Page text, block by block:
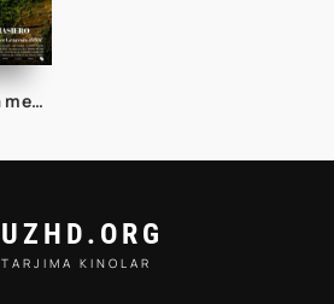
Mening mushugim va men Fransiya filmi Uzbek tilida O'zbekcha 2023 tarjima kino HD skachat
UZHD.ORG
TARJIMA KINOLAR